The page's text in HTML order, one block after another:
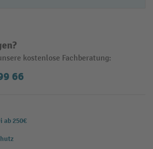
kostenlose Fachberatung:
66
ab 250€